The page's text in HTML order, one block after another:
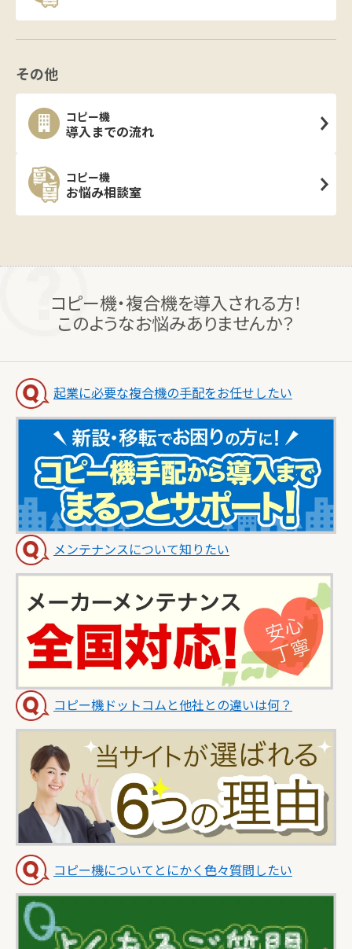
その他
コピー機
導入までの流れ
コピー機
お悩み相談室
コピー機・複合機を導入される方！
このようなお悩みありませんか？
起業に必要な複合機の手配をお任せしたい
メンテナンスについて知りたい
コピー機ドットコムと他社との違いは何？
コピー機についてとにかく色々質問したい